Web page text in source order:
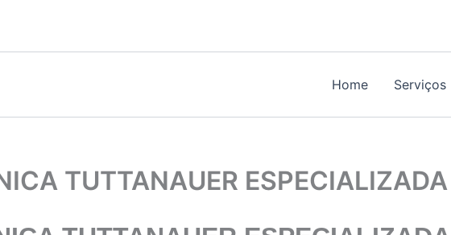
Home Serviços
TUTTANAUER ESPECIALIZADA